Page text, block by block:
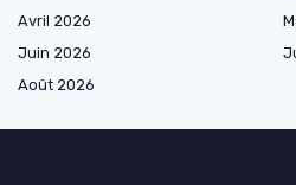
Avril 2026
Juin 2026
Août 2026